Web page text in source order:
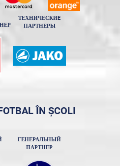
ТЕХНИЧЕСКИE
ПАРТНЕРЫ
ÎN ȘCOLI
ГЕНЕРАЛЬНЫЙ
ПАРТНЕР